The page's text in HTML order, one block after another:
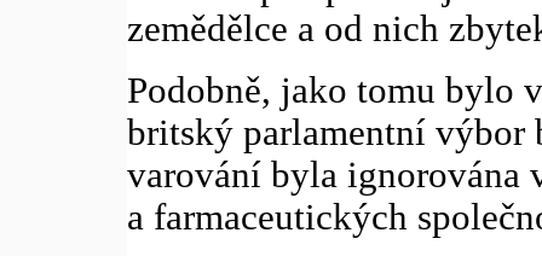
zemědělce a od nich
Podobně, jako tomu bylo
britský parlamentní výbor
varování byla ignorována
a farmaceutických